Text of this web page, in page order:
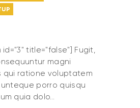
title="false"] Fugit,
magni
qui ratione voluptatem
porro quisqu
quia dolo…